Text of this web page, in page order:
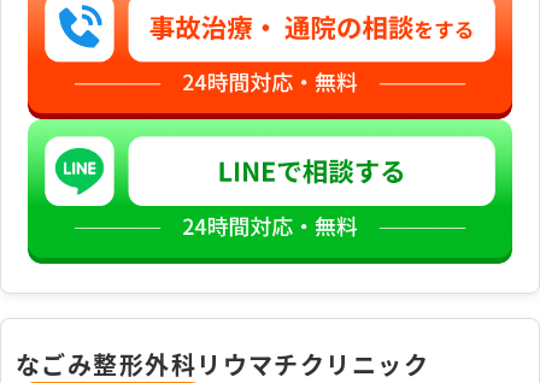
なごみ整形外科リウマチクリニック